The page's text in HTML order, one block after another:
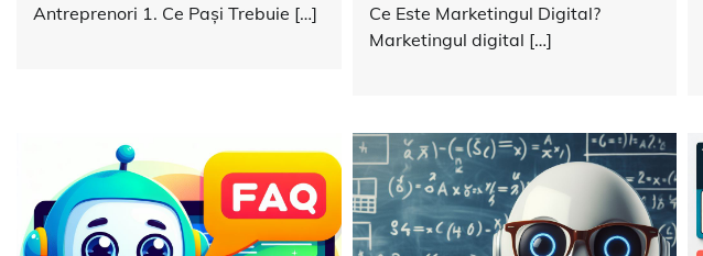
Antreprenori 1. Ce Pași Trebuie […]
Ce Este Marketingul Digital?
Marketingul digital […]